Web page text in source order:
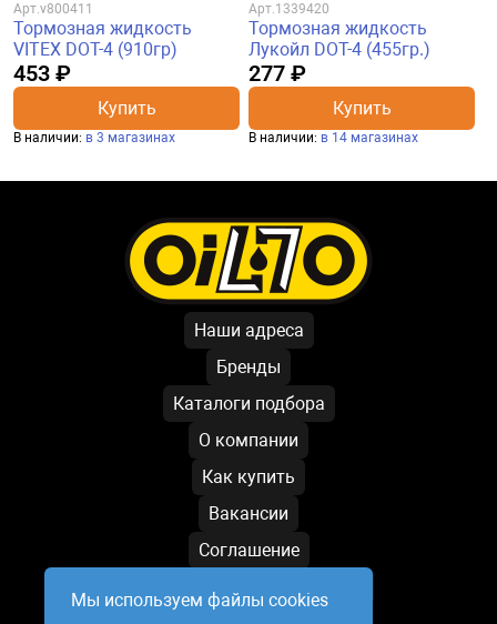
Арт.v800411
Тормозная жидкость
VITEX DOT-4 (910гр)
453 ₽
Купить
В наличии: в 3 магазинах
Арт.1339420
Тормозная жидкость
Лукойл DOT-4 (455гр.)
277 ₽
Купить
В наличии: в 14 магазинах
Наши адреса
Бренды
Каталоги подбора
О компании
Как купить
Вакансии
Соглашение
Условия обработки данных
Мы используем файлы cookies